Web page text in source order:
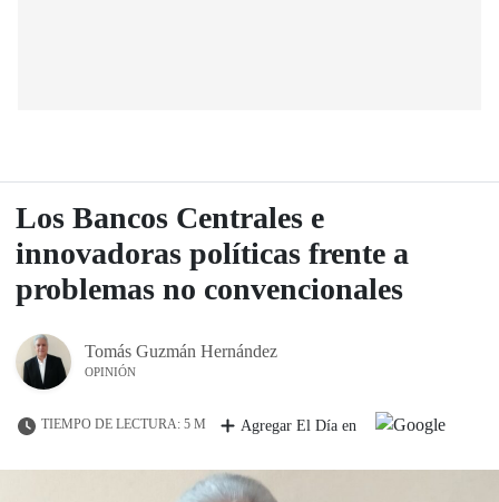
Los Bancos Centrales e
innovadoras políticas frente a
problemas no convencionales
Tomás Guzmán Hernández
OPINIÓN
TIEMPO DE LECTURA: 5 M Agregar El Día en